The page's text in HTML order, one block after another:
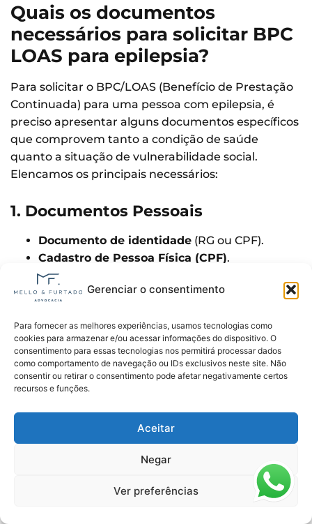
Gerenciar o consentimento
Para fornecer as melhores experiências, usamos tecnologias como
cookies para armazenar e/ou acessar informações do dispositivo. O
consentimento para essas tecnologias nos permitirá processar dados
como comportamento de navegação ou IDs exclusivos neste site. Não
consentir ou retirar o consentimento pode afetar negativamente certos
recursos e funções.
Aceitar
Negar
Ver preferências
Quais os documentos
necessários para solicitar BPC
LOAS para epilepsia?
Para solicitar o BPC/LOAS (Benefício de Prestação
Continuada) para uma pessoa com epilepsia, é
preciso apresentar alguns documentos específicos
que comprovem tanto a condição de saúde
quanto a situação de vulnerabilidade social.
Elencamos os principais necessários:
1. Documentos Pessoais
Documento de identidade (RG ou CPF).
Cadastro de Pessoa Física (CPF).
Comprovante de residência
comprovar que reside no Brasil).
Declaração de União Estável(caso haja união
estável).
2. Documentos Médicos
Relatório médico detalhado, com diagnóstico
, indicando a gravidade da
doença, a frequência das crises e os
tratamentos realizados (incluindo
Exames médicos recentesque confirmem o